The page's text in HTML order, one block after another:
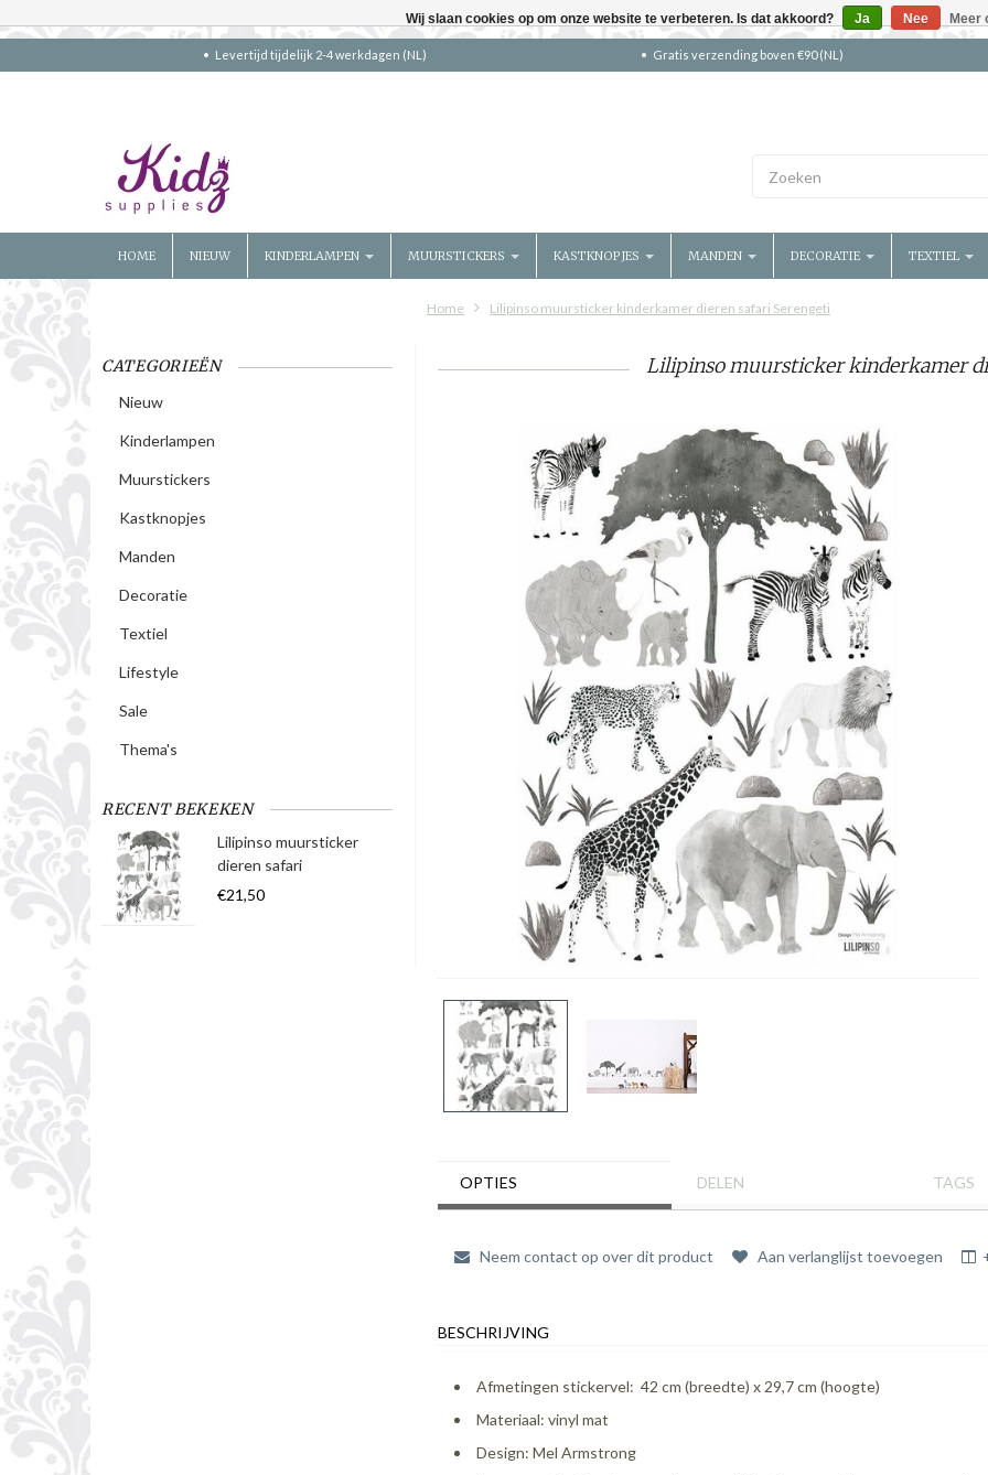
Levertijd tijdelijk 2-4 werkdagen (NL) Gratis verzending boven €90 (NL)
HOME NIEUW KINDERLAMPEN MUURSTICKERS KASTKNOPJES MANDEN DECORATIE TEXTIEL
Home Lilipinso muursticker kinderkamer dieren safari Serengeti
CATEGORIEËN
Nieuw
Kinderlampen
Muurstickers
Kastknopjes
Manden
Decoratie
Textiel
Lifestyle
Sale
Thema's
RECENT BEKEKEN
Lilipinso muursticker
dieren safari
€21,50
Lilipinso muursticker kinderkamer
OPTIES DELEN TAGS
Neem contact op over dit product Aan verlanglijst toevoegen
BESCHRIJVING
Afmetingen stickervel: 42 cm (breedte) x 29,7 cm (hoogte)
Materiaal: vinyl mat
Design: Mel Armstrong
Wij slaan cookies op om onze website te verbeteren. Is dat akkoord? Ja Nee Meer